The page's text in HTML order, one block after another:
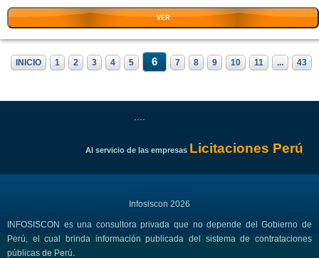
VER
INICIO 1 2 3 4 5 6 7 8 9 10 11 ... 43
Al servicio de las empresas Licitaciones Perú
Infosiscon 2026
INFOSISCON es una consultora privada que no depende del Gobierno de
Perú, el cual brinda información publicada del sistema de contrataciones
públicas de Perú.